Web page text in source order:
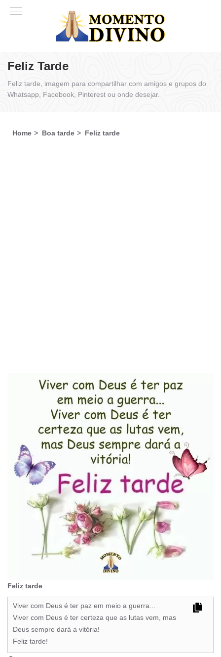
Feliz Tarde
Feliz tarde, imagem para compartilhar com amigos e grupos do
Whatsapp, Facebook, Pinterest ou onde desejar.
Home Boa tarde Feliz tarde
Feliz tarde
Viver com Deus é ter paz em meio a guerra...
Viver com Deus é ter certeza que as lutas vem, mas
Deus sempre dará a vitória!
Feliz tarde!